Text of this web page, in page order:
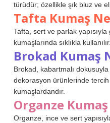
türüdür; özellikle şık bluz ve
Tafta Kumaş
Tafta, sert ve parlak
kumaşlarında sıklıkla kullanılır.
Brokad Kumaş
Brokad, kabartmalı
dekorasyon ürünlerinde
kumaşlardandır.
Organze
Organze, ince ve sert